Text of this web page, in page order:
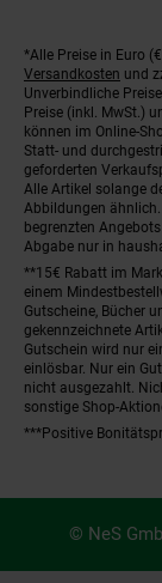
Fußnoten
*Alle Preise in Euro
Versandkosten und
Unverbindliche
Preise (inkl. MwSt.)
können im Online-
Statt- und
geforderten
Alle Artikel solange
Abbildungen
begrenzten
Abgabe nur in
**15€ Rabatt im
einem
Gutscheine, Bücher
gekennzeichnete
Gutschein wird nur
einlösbar. Nur ein
nicht ausgezahlt.
sonstige Shop-
***Positive
© NeS